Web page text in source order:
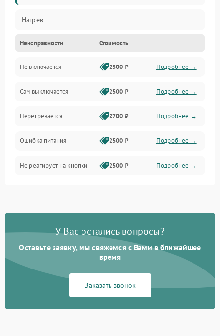
Нагрев
Неисправности Стоимость
Не включается 2500 ₽ Подробнее →
Сам выключается 2500 ₽ Подробнее →
Перегревается 2700 ₽ Подробнее →
Ошибка питания 2500 ₽ Подробнее →
Не реагирует на кнопки 2500 ₽ Подробнее →
У Вас остались вопросы?
Оставьте заявку, мы свяжемся с Вами в ближайшее
время
Заказать звонок